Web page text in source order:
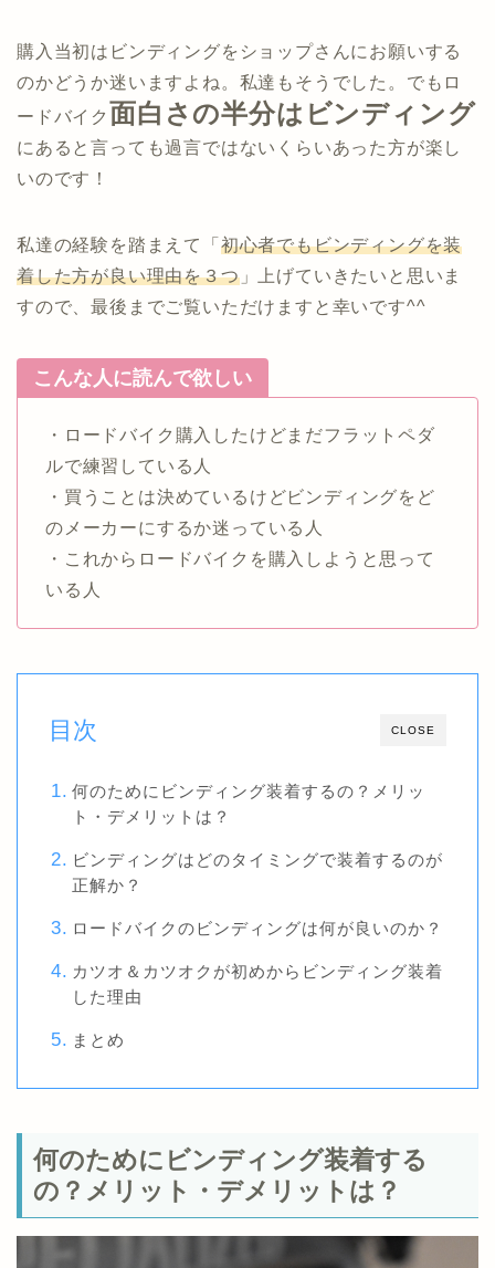
購入当初はビンディングをショップさんにお願いする
のかどうか迷いますよね。私達もそうでした。でもロ
ードバイク 面白さの半分はビンディング
にあると言っても過言ではないくらいあった方が楽し
いのです！
私達の経験を踏まえて「 初心者でもビンディングを装
着した方が良い理由を３つ」上げていきたいと思いま
すので、最後までご覧いただけますと幸いです^^
こんな人に読んで欲しい
・ロードバイク購入したけどまだフラットペダ
ルで練習している人
・買うことは決めているけどビンディングをど
のメーカーにするか迷っている人
・これからロードバイクを購入しようと思って
いる人
CLOSE
目次
何のためにビンディング装着するの？メリッ
ト・デメリットは？
ビンディングはどのタイミングで装着するのが
正解か？
ロードバイクのビンディングは何が良いのか？
カツオ＆カツオクが初めからビンディング装着
した理由
まとめ
何のためにビンディング装着する
の？メリット・デメリットは？